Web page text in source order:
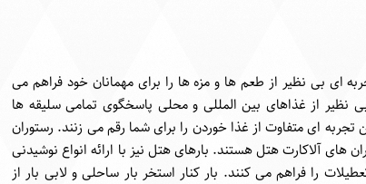
ای بی نظیر از طعم ها و مزه ها را برای مهمانان خود فراهم می
نظیر از غذاهای بین المللی و محلی پاسخگوی تمامی سلیقه ها
ای متفاوت از غذا خوردن را برای شما رقم می زنند. رستوران
های آلاکارت هتل هستند. بارهای هتل نیز با ارائه انواع نوشیدنی
را فراهم می کنند. بار کنار استخر بار ساحلی و لابی بار از